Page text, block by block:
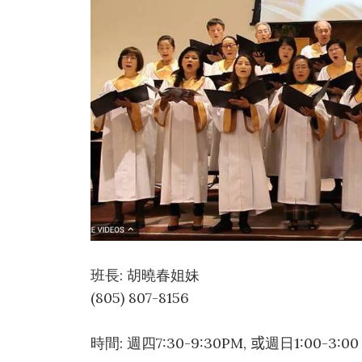
班長: 胡曉春姐妹
(805) 807-8156
時間: 週四7:30-9:30PM, 或週日1:00-3:00